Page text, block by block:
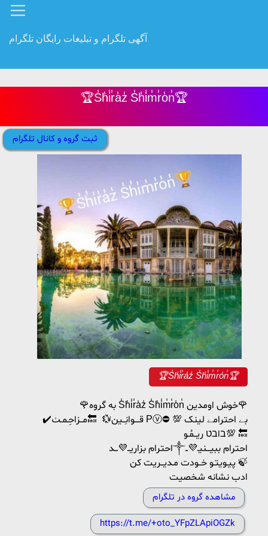
آگهی تلگرام و تبلیغات رایگان تلگرام
🏆S̾h̾i̾r̾a̾z̾ S̾h̾i̾m̾r̾o̾n̾🏆
ثبت گروه و کانال تلگرام
🏆S̾h̾i̾r̾a̾z̾ S̾h̾i̾m̾r̾o̾n̾🏆
🌹به گروه S̾h̾i̾r̾a̾z̾ S̾h̾i̾m̾r̾o̾n̾ خوش اومدین🌹
✔️قــــوانِــین💱 🔙مــزاحِـمـٺ Ρⓥ⛔️ 💯 بے احترامے لینک
בاבט ریــمُـو💯 🔙
احترام بزاریــ💜ـــد༒احترام ببیـــنیـ💜ــ
پیـویتـو خــودت مـدیــریت کن 🍃
ادب نشانه شخصیت
مشاهده گروه در تلگرام
https://t.me/+oto_YFpZLApiOGZk